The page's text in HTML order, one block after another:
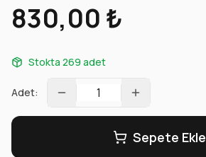
830,00 ₺
Stokta 269 adet
Adet:
Sepete Ekle